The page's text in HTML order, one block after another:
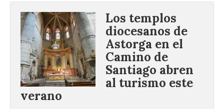
Los templos
diocesanos de
Astorga en el
Camino de
Santiago abren
al turismo este
verano